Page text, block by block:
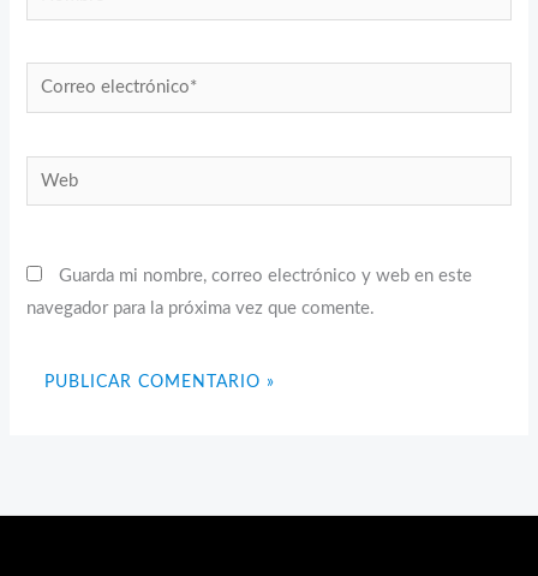
Correo
electrónico*
Web
Guarda mi nombre, correo electrónico y web en este
navegador para la próxima vez que comente.